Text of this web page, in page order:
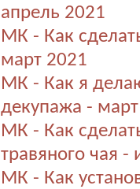
апрель 2021
МК - Как
март 2021
МК - Как я
декупажа -
МК - Как
травяного чая
МК - Как